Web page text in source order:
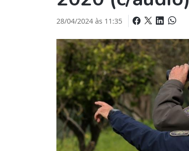
28/04/2024 às 11:35